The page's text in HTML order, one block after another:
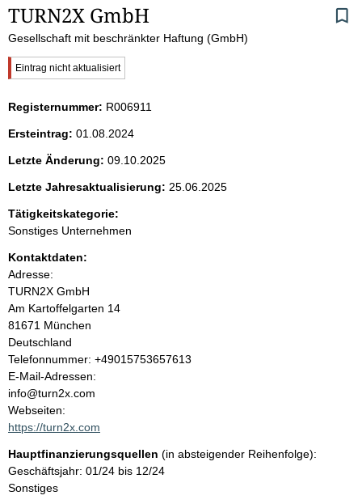
S
e
i
t
e
n
i
n
h
a
l
t
TURN2X GmbH
Gesellschaft mit beschränkter Haftung (GmbH)
W
i
h
i
r
i
n
e
i
s
Eintrag nicht aktualisiert
Registernummer: R006911
Ersteintrag: 01.08.2024
Letzte Änderung: 09.10.2025
Letzte Jahresaktualisierung: 25.06.2025
Tätigkeitskategorie:
Sonstiges Unternehmen
Kontaktdaten:
Adresse:
TURN2X GmbH
Am Kartoffelgarten 14
81671 München
Deutschland
K
o
n
t
a
t
i
n
Telefonnummer: +49015753657613
E-Mail-Adressen:
info@turn2x.com
Webseiten:
https://turn2x.com
Hauptfinanzierungsquellen (in absteigender Reihenfolge):
Geschäftsjahr: 01/24 bis 12/24
Sonstiges